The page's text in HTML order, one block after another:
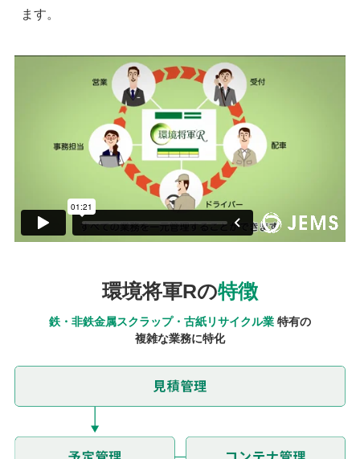
ます。
環境将軍Rの特徴
鉄・非鉄金属スクラップ・古紙リサイクル業 特有の
複雑な業務に特化